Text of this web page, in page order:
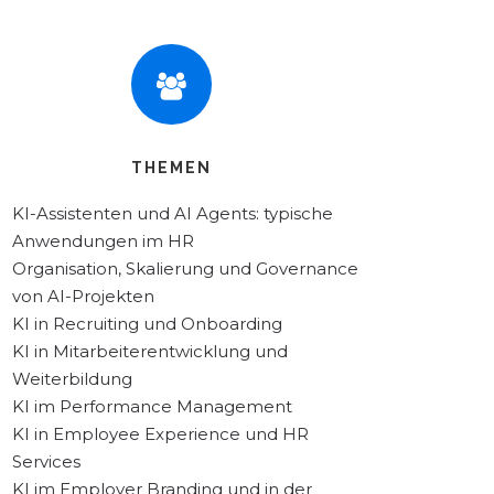
THEMEN
KI-Assistenten und AI Agents: typische
Anwendungen im HR
Organisation, Skalierung und Governance
von AI-Projekten
KI in Recruiting und Onboarding
KI in Mitarbeiterentwicklung und
Weiterbildung
KI im Performance Management
KI in Employee Experience und HR
Services
KI im Employer Branding und in der